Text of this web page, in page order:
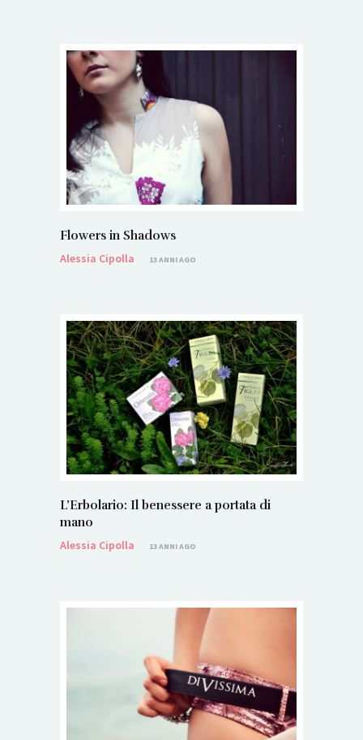
Flowers in Shadows
Alessia Cipolla
13 ANNI AGO
L’Erbolario: Il benessere a portata di
mano
Alessia Cipolla
13 ANNI AGO